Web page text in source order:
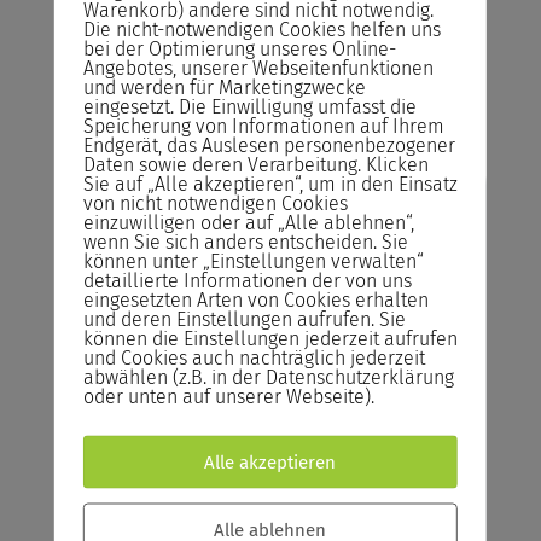
hell ausgestattet mit einer
hochwertigen Infrastruktur.
Risikofreies Buchen
unserer Seminare
Abrechnung
Sie zahlen das Seminar erst nach der
Durchführung und nicht im Voraus!
Rücktrittsrecht
Sie können kostenlos bis zum Vortrag des
Seminars von der Buchung zurücktreten.
Reservieren statt Buchen!
Warenkorb) andere sind nicht notwendig.
Die nicht-notwendigen Cookies helfen uns
bei der Optimierung unseres Online-
Angebotes, unserer Webseitenfunktionen
und werden für Marketingzwecke
eingesetzt. Die Einwilligung umfasst die
Speicherung von Informationen auf Ihrem
Endgerät, das Auslesen personenbezogener
Daten sowie deren Verarbeitung. Klicken
Sie auf „Alle akzeptieren“, um in den Einsatz
von nicht notwendigen Cookies
einzuwilligen oder auf „Alle ablehnen“,
wenn Sie sich anders entscheiden. Sie
können unter „Einstellungen verwalten“
detaillierte Informationen der von uns
eingesetzten Arten von Cookies erhalten
und deren Einstellungen aufrufen. Sie
können die Einstellungen jederzeit aufrufen
und Cookies auch nachträglich jederzeit
abwählen (z.B. in der Datenschutzerklärung
oder unten auf unserer Webseite).
Alle akzeptieren
Alle ablehnen